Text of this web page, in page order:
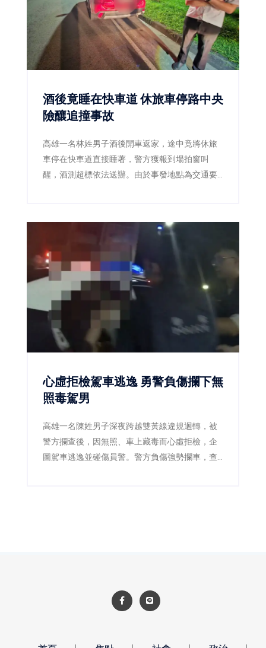
酒後竟睡在快車道 休旅車停路中央
險釀追撞事故
高雄一名林姓男子酒後開車返家，途中竟將休旅
車停在快車道直接睡著，警方獲報到場拍窗叫
醒，酒測超標依法送辦。由於事發地點為交通要
心虛拒檢駕車逃逸 勇警負傷攔下無
照毒駕男
高雄一名陳姓男子深夜跨越雙黃線違規迴轉，被
警方攔查後，因無照、車上藏毒而心虛拒檢，企
圖駕車逃逸並碰傷員警。警方負傷強勢攔車，查